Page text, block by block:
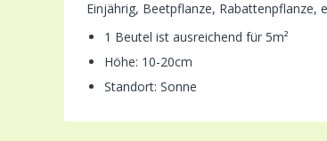
Einjährig, Beetpflanze, Rabattenpflanze,
1 Beutel ist ausreichend für 5m²
Höhe: 10-20cm
Standort: Sonne